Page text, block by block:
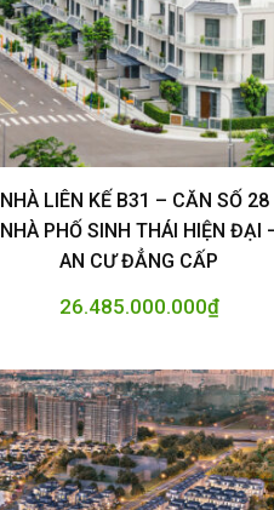
NHÀ LIÊN KẾ B31 – CĂN SỐ 28
NHÀ PHỐ SINH THÁI HIỆN ĐẠI
AN CƯ ĐẲNG CẤP
26.485.000.000₫